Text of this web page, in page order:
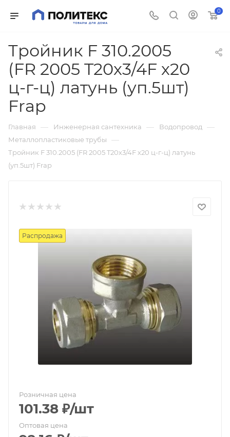
0
Тройник F 310.2005
(FR 2005 T20х3/4F х20
ц-г-ц) латунь (уп.5шт)
Frap
Главная — Инженерная сантехника — Водопровод —
Металлопластиковые трубы —
Тройник F 310.2005 (FR 2005 T20х3/4F х20 ц-г-ц) латунь
(уп.5шт) Frap
Распродажа
Розничная цена
101.38 ₽/шт
Оптовая цена